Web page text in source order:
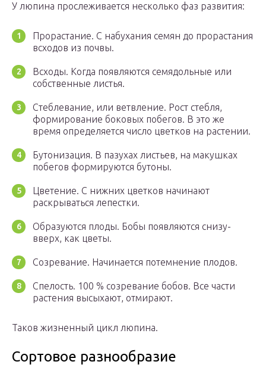
У люпина прослеживается несколько фаз развития:
Прорастание. С набухания семян до прорастания
всходов из почвы.
Всходы. Когда появляются семядольные или
собственные листья.
Стеблевание, или ветвление. Рост стебля,
формирование боковых побегов. В это же
время определяется число цветков на растении.
Бутонизация. В пазухах листьев, на макушках
побегов формируются бутоны.
Цветение. С нижних цветков начинают
раскрываться лепестки.
Образуются плоды. Бобы появляются снизу-
вверх, как цветы.
Созревание. Начинается потемнение плодов.
Спелость. 100 % созревание бобов. Все части
растения высыхают, отмирают.
Таков жизненный цикл люпина.
Сортовое разнообразие